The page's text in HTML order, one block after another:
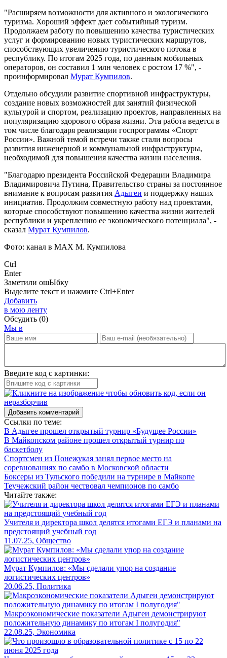
"Расширяем возможности для активного и экологического
туризма. Хороший эффект дает событийный туризм.
Продолжаем работу по повышению качества туристических
услуг и формированию новых туристических маршрутов,
способствующих увеличению туристического потока в
республику. По итогам 2025 года, по данным мобильных
операторов, он составил 1 млн человек с ростом 17 %", -
проинформировал Мурат Кумпилов.
Отдельно обсудили развитие спортивной инфраструктуры,
создание новых возможностей для занятий физической
культурой и спортом, реализацию проектов, направленных на
популяризацию здорового образа жизни. Эта работа ведется в
том числе благодаря реализации госпрограммы «Спорт
России». Важной темой встречи также стали вопросы
развития инженерной и коммунальной инфраструктуры,
необходимой для повышения качества жизни населения.
"Благодарю президента Российской Федерации Владимира
Владимировича Путина, Правительство страны за постоянное
внимание к вопросам развития Адыгеи и поддержку наших
инициатив. Продолжим совместную работу над проектами,
которые способствуют повышению качества жизни жителей
республики и укреплению ее экономического потенциала", -
сказал Мурат Кумпилов.
Фото: канал в МАХ М. Кумпилова
Ctrl
Enter
Заметили ошЫбку
Выделите текст и нажмите Ctrl+Enter
Добавить
в мою ленту
Обсудить (0)
Мы в
Введите код с картинки:
Добавить комментарий
Ссылки по теме:
В Адыгее прошел открытый турнир «Будущее России»
В Майкопском районе прошел открытый турнир по
баскетболу
Спортсмен из Понежукая занял первое место на
соревнованиях по самбо в Московской области
Боксеры из Тульского победили на турнире в Майкопе
Теучежский район чествовал чемпионов по самбо
Читайте также:
Учителя и директора школ делятся итогами ЕГЭ и планами на
предстоящий учебный год
11.07.25, Общество
Мурат Кумпилов: «Мы сделали упор на создание
логистических центров»
20.06.25, Политика
Макроэкономические показатели Адыгеи демонстрируют
положительную динамику по итогам I полугодия"
22.08.25, Экономика